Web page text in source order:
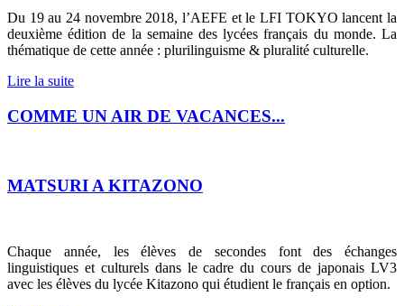
Du 19 au 24 novembre 2018, l’AEFE et le LFI TOKYO lancent la
deuxième édition de la semaine des lycées français du monde. La
thématique de cette année : plurilinguisme & pluralité culturelle.
Lire la suite
COMME UN AIR DE VACANCES...
MATSURI A KITAZONO
Chaque année, les élèves de secondes font des échanges
linguistiques et culturels dans le cadre du cours de japonais LV3
avec les élèves du lycée Kitazono qui étudient le français en option.